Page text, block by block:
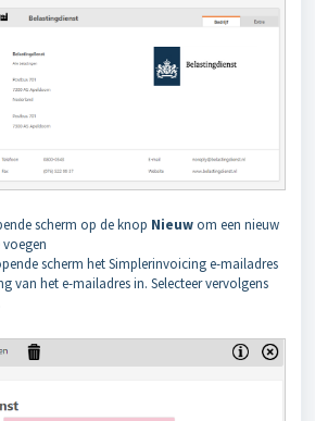
scherm op de knop Nieuwom een nieuw
scherm het Simplerinvoicing e-mailadres
van het e-mailadres in. Selecteer vervolgens